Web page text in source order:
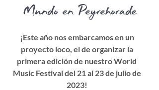
Mundo en Peyrehorade
¡Este año nos embarcamos en un
proyecto loco, el de organizar la
primera edición de nuestro World
Music Festival del 21 al 23 de julio de
2023!